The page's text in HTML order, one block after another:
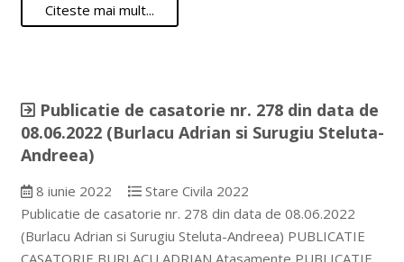
Citeste mai mult...
Publicatie de casatorie nr. 278 din data de
08.06.2022 (Burlacu Adrian si Surugiu Steluta-
Andreea)
8 iunie 2022
Stare Civila 2022
Publicatie de casatorie nr. 278 din data de 08.06.2022
(Burlacu Adrian si Surugiu Steluta-Andreea) PUBLICATIE
CASATORIE BURLACU ADRIAN Atasamente PUBLICATIE